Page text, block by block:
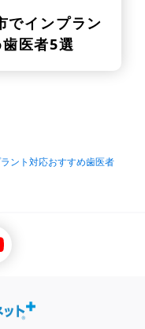
でインプラン
医者5選
ント対応おすすめ歯医者